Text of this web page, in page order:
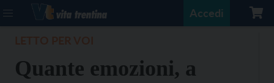
Accedi
Quante emozioni, a